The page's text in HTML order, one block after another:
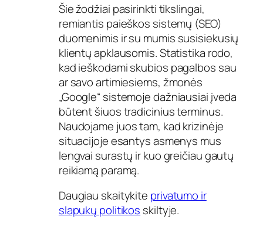
Šie žodžiai pasirinkti tikslingai,
remiantis paieškos sistemų (SEO)
duomenimis ir su mumis susisiekusių
klientų apklausomis. Statistika rodo,
kad ieškodami skubios pagalbos sau
ar savo artimiesiems, žmonės
„Google“ sistemoje dažniausiai įveda
būtent šiuos tradicinius terminus.
Naudojame juos tam, kad krizinėje
situacijoje esantys asmenys mus
lengvai surastų ir kuo greičiau gautų
reikiamą paramą.
Daugiau skaitykite privatumo ir
slapukų politikos skiltyje.